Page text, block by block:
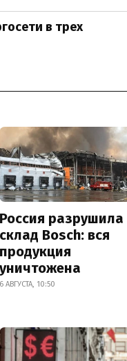
в трех
Россия разрушила
склад Bosch: вся
продукция
уничтожена
6 АВГУСТА, 10:50